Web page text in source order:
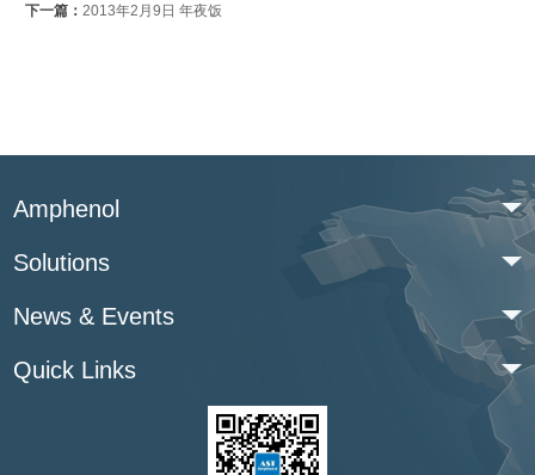
下一篇： 2013年2月9日 年夜饭
Amphenol
Solutions
News & Events
Quick Links